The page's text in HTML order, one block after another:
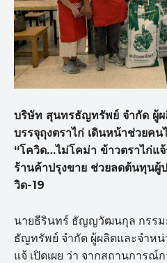
บริษัท สุนทรธัญทรัพย์ จำกัด ผู้ผ
บรรจุถุงตราไก่ เดินหน้าช่วยค
“โควิด…ไม่โคม่า ข้าวตราไก่แ
ร้านค้าปรุงขาย ช่วยลดต้นทุนผู้
วิด-19
นายธีรินทร์ ธัญญวัฒนกุล กรรม
ธัญทรัพย์ จำกัด ผู้ผลิตและจำหน่
แจ้ เปิดเผย ว่า จากสถานการณ์